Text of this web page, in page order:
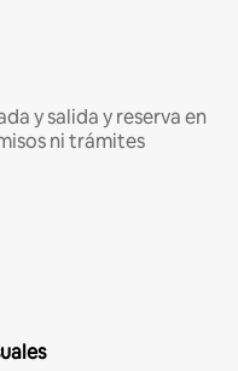
y salida y reserva en
ni trámites